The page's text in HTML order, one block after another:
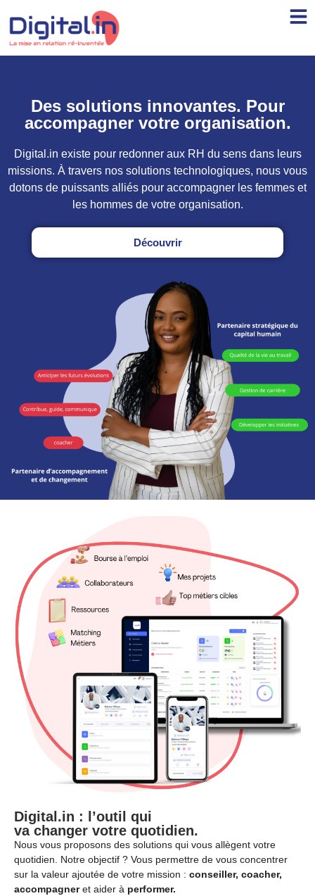
Des solutions innovantes. Pour
accompagner votre organisation.
Digital.in existe pour redonner aux RH du sens dans leurs
missions. À travers nos solutions technologiques, nous vous
dotons de puissants alliés pour accompagner les femmes et
les hommes de votre organisation.
Découvrir
Digital.in : l’outil qui
va changer votre quotidien.
Nous vous proposons des solutions qui vous allègent votre
quotidien. Notre objectif ? Vous permettre de vous concentrer
sur la valeur ajoutée de votre mission : conseiller, coacher,
accompagneret aider à performer.